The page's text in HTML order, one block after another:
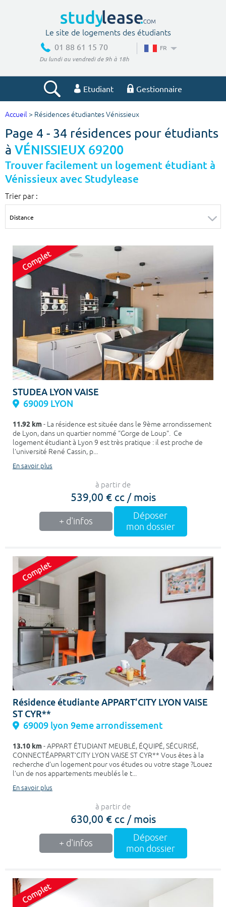
Le site de logements des étudiants
01 88 61 15 70
Du lundi au vendredi de 9h à 18h
FR
Etudiant Gestionnaire
Votre recherche
Ville, école
m²
Type de location
Colocation
Votre date d'entrée
Chercher
Accueil > Résidences étudiantes Vénissieux
Page 4 - 34 résidences pour étudiants
à VÉNISSIEUX 69200
Trouver facilement un logement étudiant à
Vénissieux avec Studylease
Trier par :
STUDEA LYON VAISE
69009 LYON
11.92 km- La résidence est située dans le 9ème arrondissement
de Lyon, dans un quartier nommé "Gorge de Loup". Ce
logement étudiant à Lyon 9 est très pratique : il est proche de
l'université René Cassin, p...
En savoir plus
à partir de
539,00 € cc / mois
+ d'infos
Déposer
mon dossier
Résidence étudiante APPART’CITY LYON VAISE
ST CYR**
69009 lyon 9eme arrondissement
13.10 km- APPART ÉTUDIANT MEUBLÉ, ÉQUIPÉ, SÉCURISÉ,
CONNECTÉAPPART’CITY LYON VAISE ST CYR** Vous êtes à la
recherche d’un logement pour vos études ou votre stage ?Louez
l’un de nos appartements meublés le t...
En savoir plus
à partir de
630,00 € cc / mois
+ d'infos
Déposer
mon dossier